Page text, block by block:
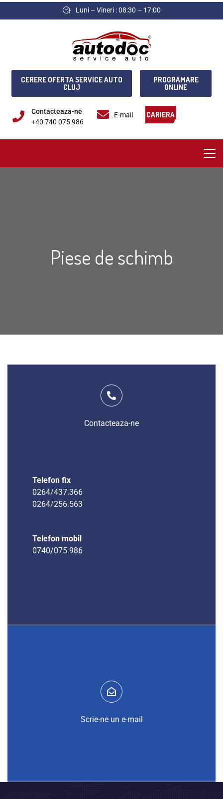
Luni – Vineri : 08:30 – 17:00
CERERE OFERTA SERVICE AUTO
CLUJ
PROGRAMARE
ONLINE
Contacteaza-ne
+40 740 075 986
E-mail CARIERA
Piese de schimb
Contacteaza-ne
Telefon fix
0264/437.366
0264/256.563
Telefon mobil
0740/075.986
Scrie-ne un e-mail